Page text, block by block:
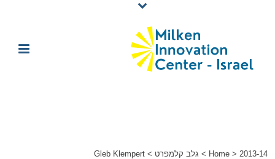
Home > 2013-14
> גלב קלמפרט >
Gleb Klempert